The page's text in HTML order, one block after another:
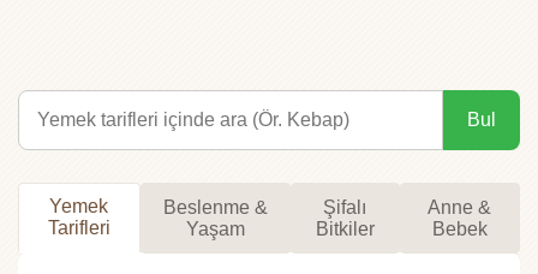
Bul
Yemek
Tarifleri
Beslenme &
Yaşam
Şifalı
Bitkiler
Anne &
Bebek